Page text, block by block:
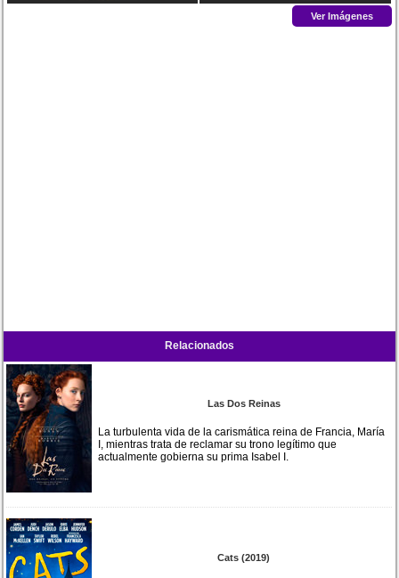
Ver Imágenes
Relacionados
Las Dos Reinas
La turbulenta vida de la carismática reina de Francia, María
I, mientras trata de reclamar su trono legítimo que
actualmente gobierna su prima Isabel I.
Cats (2019)